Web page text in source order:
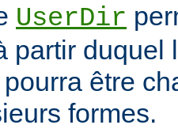
UserDir
partir duquel
être
formes.